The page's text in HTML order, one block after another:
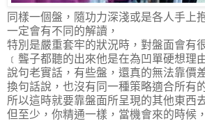
同樣一個盤，隨功力深淺或是各人手上
一定會有不同的解讀，
特別是嚴重套牢的狀況時，對盤面會有
﹝聾子都聽的出來他是在為凹單硬想理
說句老實話，有些盤，還真的無法靠價
換句話說，也沒有同一種策略適合所有
所以這時就要靠盤面所呈現的其他東西
但至少，你精通一樣，當機會來的時候